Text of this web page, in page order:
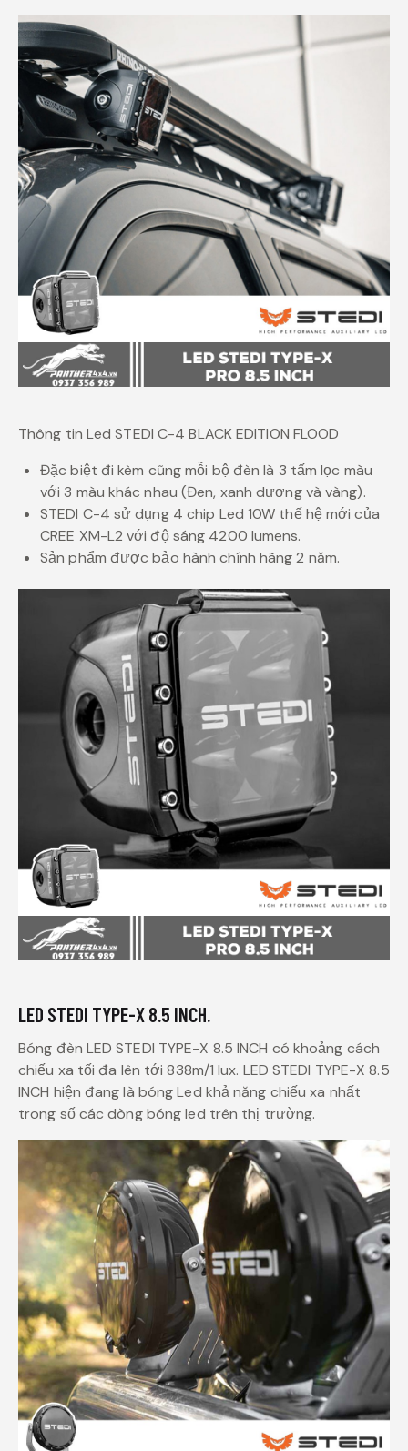
Thông tin Led STEDI C-4 BLACK EDITION FLOOD
Đặc biệt đi kèm cũng mỗi bộ đèn là 3 tấm lọc màu
với 3 màu khác nhau (Đen, xanh dương và vàng).
STEDI C-4 sử dụng 4 chip Led 10W thế hệ mới của
CREE XM-L2 với độ sáng 4200 lumens.
Sản phẩm được bảo hành chính hãng 2 năm.
LED STEDI TYPE-X 8.5 INCH.
Bóng đèn LED STEDI TYPE-X 8.5 INCH có khoảng cách
chiếu xa tối đa lên tới 838m/1 lux. LED STEDI TYPE-X 8.5
INCH hiện đang là bóng Led khả năng chiếu xa nhất
trong số các dòng bóng led trên thị trường.